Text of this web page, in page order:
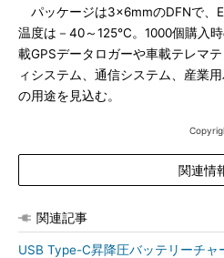
パッケージは3×6mmのDFNで、
温度は－40～125℃。1000個購入
載GPSデータロガーや車載テレマ
ィシステム、通信システム、産業
の用途を見込む。
関連情
関連記事
USB Type-C昇降圧バッテリーチャ